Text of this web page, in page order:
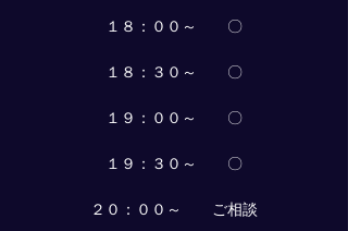
１８：００～　　〇
１８：３０～　　〇
１９：００～　　〇
１９：３０～　　〇
２０：００～　　ご相談